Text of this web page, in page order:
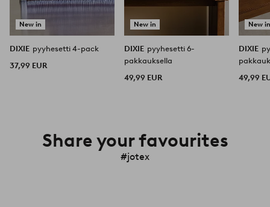
New in
DIXIE pyyhesetti 4-pack
37,99 EUR
New in
DIXIE pyyhesetti 6-
pakkauksella
49,99 EUR
New
DIXIE
49,99
Share your favourites
#jotex